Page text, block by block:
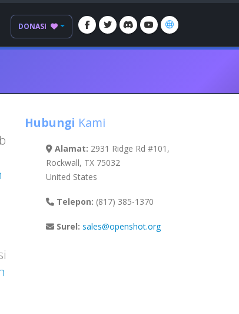
DONASI
Hubungi Kami
Alamat: 2931 Ridge Rd #101,
Rockwall, TX 75032
United States
Telepon: (817) 385-1370
Surel: sales@openshot.org